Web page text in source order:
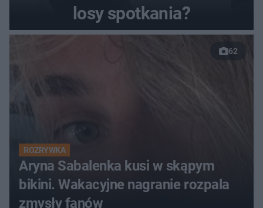
losy spotkania?
62
ROZRYWKA
Aryna Sabalenka kusi w skąpym
bikini. Wakacyjne nagranie rozpala
zmysły fanów